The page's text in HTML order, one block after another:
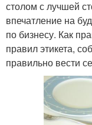
столом с лучшей
впечатление на
по бизнесу. Как
правил этикета,
правильно вести